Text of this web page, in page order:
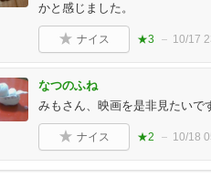
かと感じました。
ナイス ★3 10/17
なつのふね
みもさん、映画を是非見たいで
ナイス ★2 10/18